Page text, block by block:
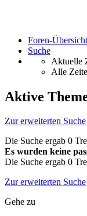
Foren-Übersicht
Suche
Aktuelle
Alle
Aktive
Zur erweiterten Suche
Die Suche ergab 0
Es wurden keine
Die Suche ergab 0
Zur erweiterten Suche
Gehe zu